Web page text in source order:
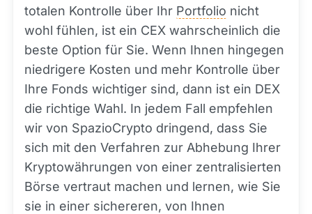
totalen Kontrolle über Ihr Portfolio nicht
wohl fühlen, ist ein CEX wahrscheinlich die
beste Option für Sie. Wenn Ihnen hingegen
niedrigere Kosten und mehr Kontrolle über
Ihre Fonds wichtiger sind, dann ist ein DEX
die richtige Wahl. In jedem Fall empfehlen
wir von SpazioCrypto dringend, dass Sie
sich mit den Verfahren zur Abhebung Ihrer
Kryptowährungen von einer zentralisierten
Börse vertraut machen und lernen, wie Sie
sie in einer sichereren, von Ihnen